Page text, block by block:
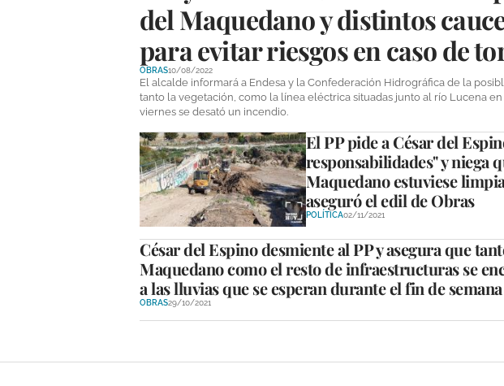
del Maquedano y distintos
para evitar riesgos en caso de
OBRAS10/08/2022
El alcalde informará a Endesa y la Confederación Hidrográfica de la
tanto la vegetación, como la línea eléctrica situadas junto al río Lucena
viernes se desató un incendio.
El PP pide a César del
responsabilidades" y niega
Maquedano estuviese
aseguró el edil de Obras
POLÍTICA02/11/2021
César del Espino desmiente al PP y asegura que
Maquedano como el resto de infraestructuras se
a las lluvias que se esperan durante el fin de semana
OBRAS29/10/2021